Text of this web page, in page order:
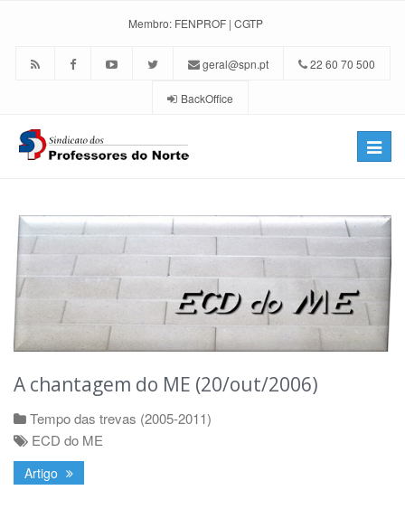
Membro: FENPROF | CGTP
geral@spn.pt 22 60 70 500
BackOffice
Toggle
A chantagem do ME (20/out/2006)
Tempo das trevas (2005-2011)
ECD do ME
Artigo